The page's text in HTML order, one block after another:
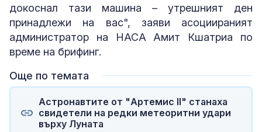
докоснал тази машина – утрешният ден
принадлежи на вас", заяви асоциираният
администратор на НАСА Амит Кшатриа по
време на брифинг.
Още по темата
Астронавтите от "Артемис II" станаха
свидетели на редки метеоритни удари
върху Луната